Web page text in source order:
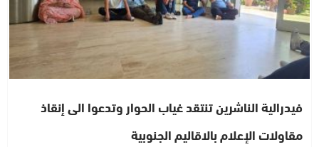
فيدرالية الناشرين تنتقد غياب الحوار وتدعوا الى إنقاذ
مقاولات الإعلام بالاقاليم الجنوبية